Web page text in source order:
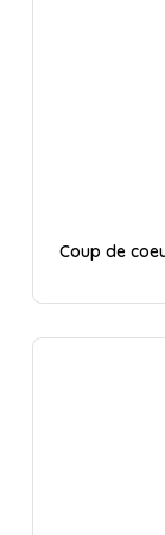
Coup de